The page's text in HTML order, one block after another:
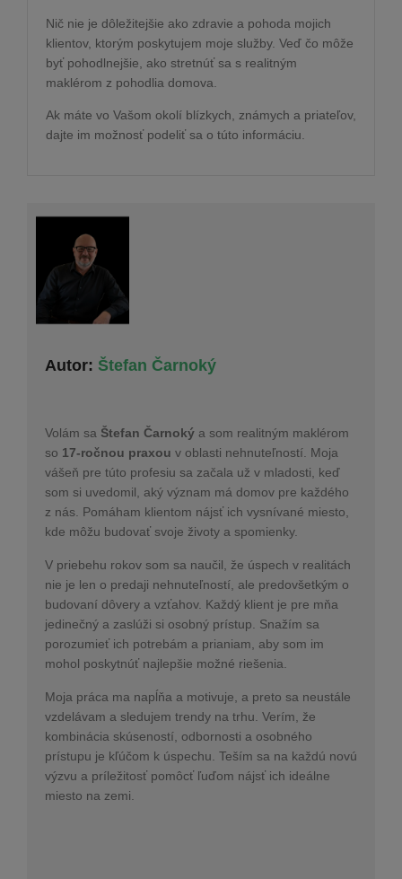
Nič nie je dôležitejšie ako zdravie a pohoda mojich
klientov, ktorým poskytujem moje služby. Veď čo môže
byť pohodlnejšie, ako stretnúť sa s realitným
maklérom z pohodlia domova.
Ak máte vo Vašom okolí blízkych, známych a priateľov,
dajte im možnosť podeliť sa o túto informáciu.
Autor: Štefan Čarnoký
Volám sa Štefan Čarnoký a som realitným maklérom
so 17-ročnou praxou v oblasti nehnuteľností. Moja
vášeň pre túto profesiu sa začala už v mladosti, keď
som si uvedomil, aký význam má domov pre každého
z nás. Pomáham klientom nájsť ich vysnívané miesto,
kde môžu budovať svoje životy a spomienky.
V priebehu rokov som sa naučil, že úspech v realitách
nie je len o predaji nehnuteľností, ale predovšetkým o
budovaní dôvery a vzťahov. Každý klient je pre mňa
jedinečný a zaslúži si osobný prístup. Snažím sa
porozumieť ich potrebám a prianiam, aby som im
mohol poskytnúť najlepšie možné riešenia.
Moja práca ma napĺňa a motivuje, a preto sa neustále
vzdelávam a sledujem trendy na trhu. Verím, že
kombinácia skúseností, odbornosti a osobného
prístupu je kľúčom k úspechu. Teším sa na každú novú
výzvu a príležitosť pomôcť ľuďom nájsť ich ideálne
miesto na zemi.